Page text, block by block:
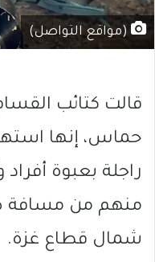
(مواقع التواصل)
قالت كتائب
حماس، إنها
راجلة بعبوة
منهم من مسافة
شمال قطاع غزة.